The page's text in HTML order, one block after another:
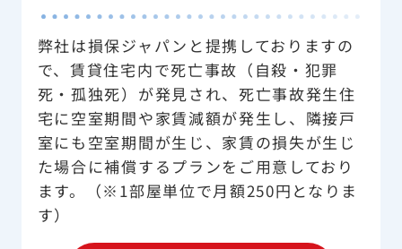
弊社は損保ジャパンと提携しておりますの
で、賃貸住宅内で死亡事故（自殺・犯罪
死・孤独死）が発見され、死亡事故発生住
宅に空室期間や家賃減額が発生し、隣接戸
室にも空室期間が生じ、家賃の損失が生じ
た場合に補償するプランをご用意しており
ます。（※1部屋単位で月額250円となりま
す）